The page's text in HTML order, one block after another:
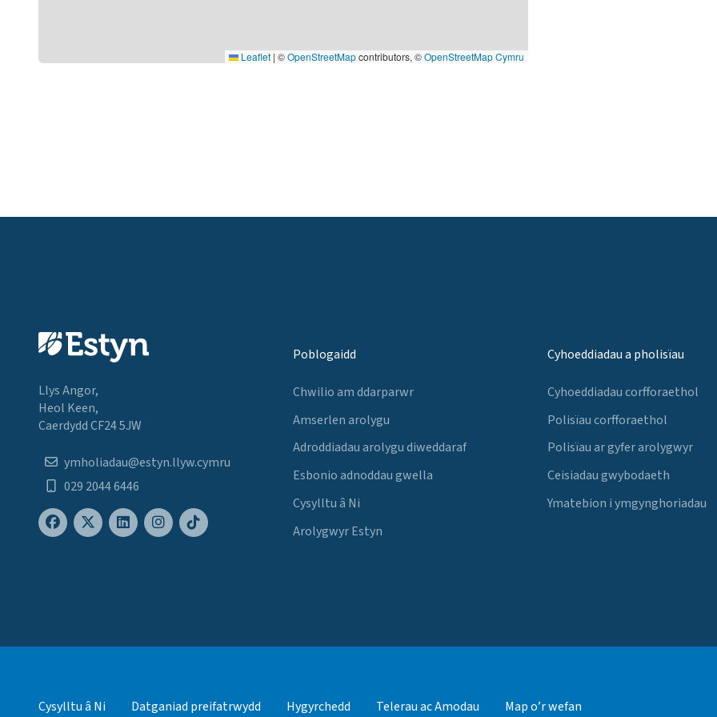
Leaflet | ©OpenStreetMapcontributors, ©OpenStreetMap Cymru
Llys Angor,
Heol Keen,
Caerdydd CF24 5JW
ymholiadau@estyn.llyw.cymru
029 2044 6446
Poblogaidd
Chwilio am ddarparwr
Amserlen arolygu
Adroddiadau arolygu diweddaraf
Esbonio adnoddau gwella
Cysylltu â Ni
Arolygwyr Estyn
Cyhoeddiadau a pholisïau
Cyhoeddiadau corfforaethol
Polisïau corfforaethol
Polisïau ar gyfer arolygwyr
Ceisiadau gwybodaeth
Ymatebion i ymgynghoriadau
Cysylltu â Ni Datganiad preifatrwydd Hygyrchedd Telerau ac Amodau Map o’r wefan